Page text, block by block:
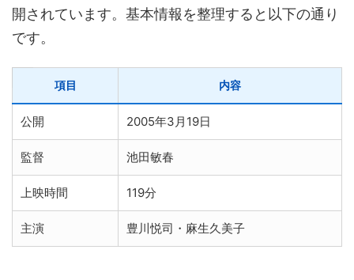
開されています。基本情報を整理すると以下の通り
です。
項目 内容
公開 2005年3月19日
監督 池田敏春
上映時間 119分
主演 豊川悦司・麻生久美子